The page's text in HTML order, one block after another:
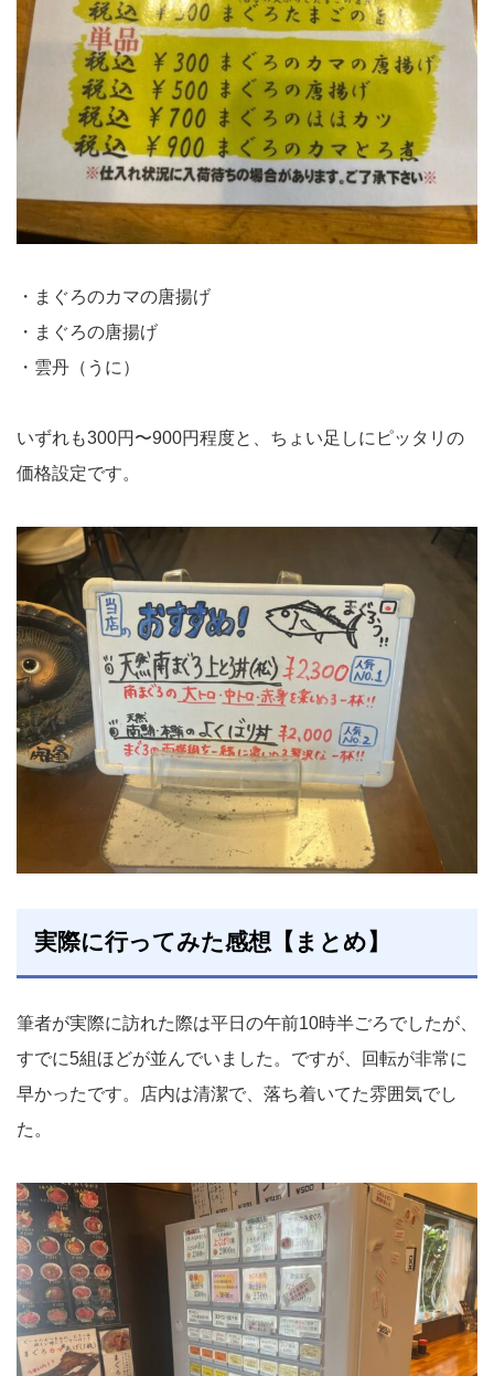
・まぐろのカマの唐揚げ
・まぐろの唐揚げ
・雲丹（うに）
いずれも300円〜900円程度と、ちょい足しにピッタリの
価格設定です。
実際に行ってみた感想【まとめ】
筆者が実際に訪れた際は平日の午前10時半ごろでしたが、
すでに5組ほどが並んでいました。ですが、回転が非常に
早かったです。店内は清潔で、落ち着いてた雰囲気でし
た。